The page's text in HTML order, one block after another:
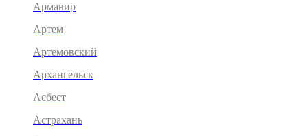
Армавир
Артем
Артемовский
Архангельск
Асбест
Астрахань